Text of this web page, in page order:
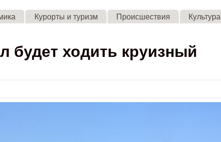
Skip to main content
Курорты и туризм Происшествия Культура
будет ходить круизный